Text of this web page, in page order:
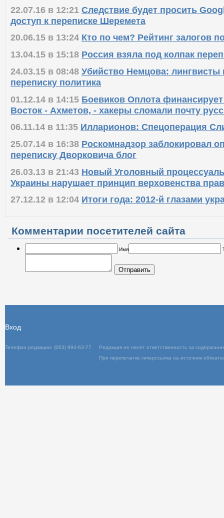
22.07.16 в 12:21 Следствие будет просить
доступ к переписке Шеремета
20.06.15 в 13:24 Кто по чем? Рейтинг залогов
13.04.15 в 15:18 Россия взяла под колпак
24.03.15 в 08:48 Убийство Немцова: лингвисты
переписку политика
01.12.14 в 14:15 Боевиков Оплота
Восток - Ахметов, - хакеры сломали почту
06.11.14 в 11:35 Илларионов: Спецоперация
25.07.14 в 16:38 Роскомнадзор заблокировал
переписку Дворковича блог
26.03.13 в 21:43 Новый Уголовный
Украины нарушает принцип верховенства
27.12.12 в 12:04 Итоги года: 2012-й глазами
Комментарии посетителей сайта
Имя
Отправить
Телефон редакции: (063) 994-63-77
При